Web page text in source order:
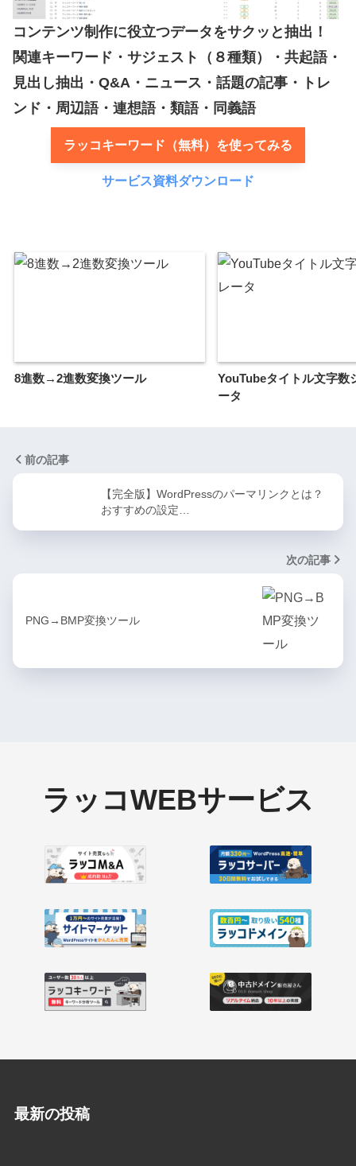
コンテンツ制作に役立つデータをサクッと抽出！
関連キーワード・サジェスト（８種類）・共起語・
見出し抽出・Q&A・ニュース・話題の記事・トレ
ンド・周辺語・連想語・類語・同義語
ラッコキーワード（無料）を使ってみる
サービス資料ダウンロード
8進数→2進数変換ツール
YouTubeタイトル文字数
ータ
前の記事
【完全版】WordPressのパーマリンクとは？
おすすめの設定…
次の記事
PNG→BMP変換ツール
ラッコWEBサービス
最新の投稿